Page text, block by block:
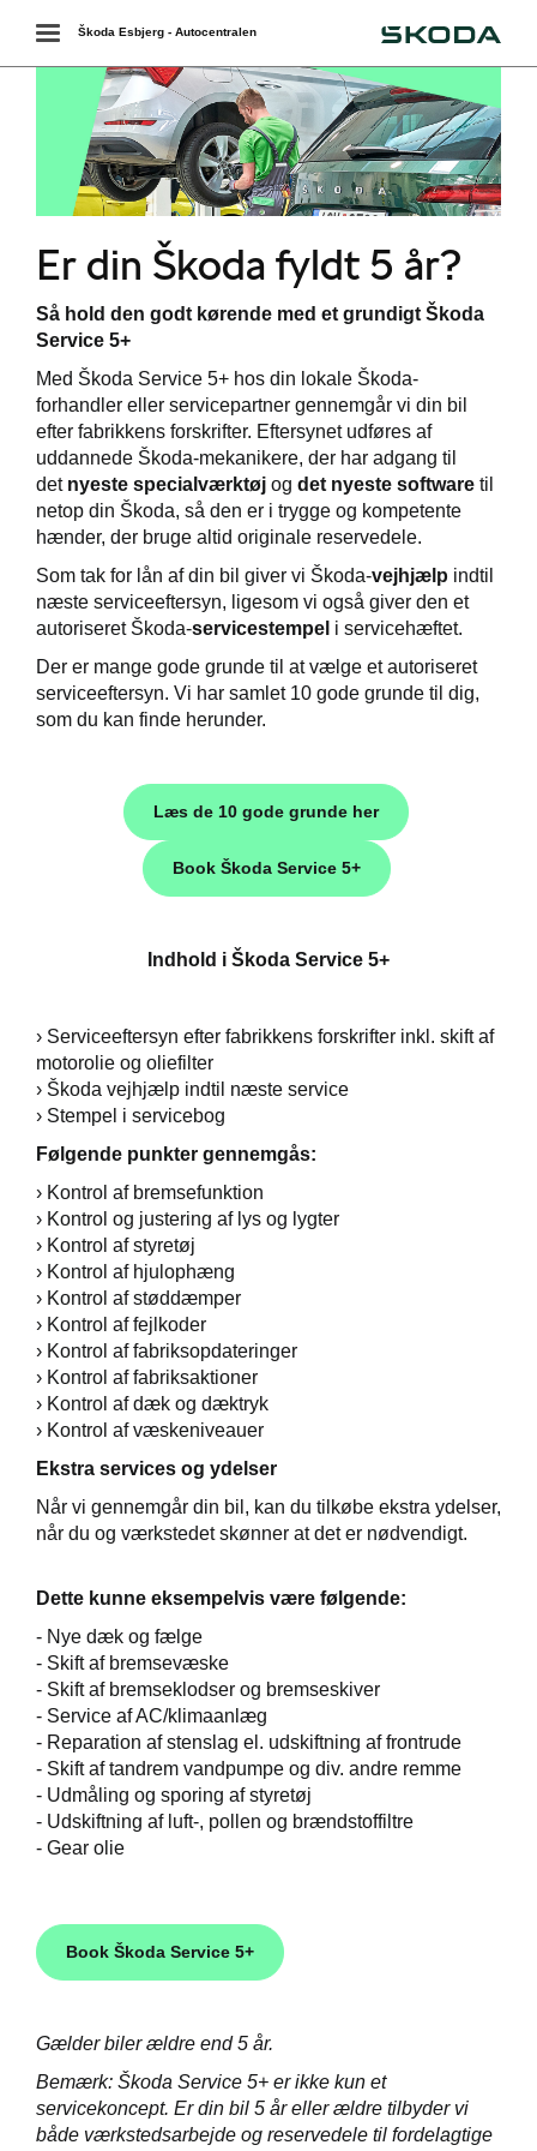
= højere
mindre slid
Toggle
navigation
Škoda Esbjerg - Autocentralen
Er din Škoda fyldt 5 år?
Så hold den godt kørende med et grundigt Škoda
Service 5+
Med Škoda Service 5+ hos din lokale Škoda-
forhandler eller servicepartner gennemgår vi din bil
efter fabrikkens forskrifter. Eftersynet udføres af
uddannede Škoda-mekanikere, der har adgang til
det nyeste specialværktøj og det nyeste software til
netop din Škoda, så den er i trygge og kompetente
hænder, der bruge altid originale reservedele.
Som tak for lån af din bil giver vi Škoda-vejhjælp indtil
næste serviceeftersyn, ligesom vi også giver den et
autoriseret Škoda-servicestempel i servicehæftet.
Der er mange gode grunde til at vælge et autoriseret
serviceeftersyn. Vi har samlet 10 gode grunde til dig,
som du kan finde herunder.
Læs de 10 gode grunde her
Book Škoda Service 5+
Indhold i Škoda Service 5+
› Serviceeftersyn efter fabrikkens forskrifter inkl. skift af
motorolie og oliefilter
› Škoda vejhjælp indtil næste service
› Stempel i servicebog
Følgende punkter gennemgås:
› Kontrol af bremsefunktion
› Kontrol og justering af lys og lygter
› Kontrol af styretøj
› Kontrol af hjulophæng
› Kontrol af støddæmper
› Kontrol af fejlkoder
› Kontrol af fabriksopdateringer
› Kontrol af fabriksaktioner
› Kontrol af dæk og dæktryk
› Kontrol af væskeniveauer
Ekstra services og ydelser
Når vi gennemgår din bil, kan du tilkøbe ekstra ydelser,
når du og værkstedet skønner at det er nødvendigt.
Dette kunne eksempelvis være følgende:
- Nye dæk og fælge
- Skift af bremsevæske
- Skift af bremseklodser og bremseskiver
- Service af AC/klimaanlæg
- Reparation af stenslag el. udskiftning af frontrude
- Skift af tandrem vandpumpe og div. andre remme
- Udmåling og sporing af styretøj
- Udskiftning af luft-, pollen og brændstoffiltre
- Gear olie
Book Škoda Service 5+
Gælder biler ældre end 5 år.
Bemærk: Škoda Service 5+ er ikke kun et
servicekoncept. Er din bil 5 år eller ældre tilbyder vi
både værkstedsarbejde og reservedele til fordelagtige